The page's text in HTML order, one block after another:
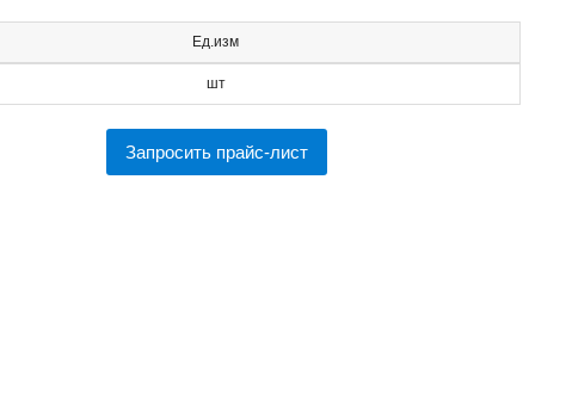
Ед.изм
шт
Запросить прайс-лист